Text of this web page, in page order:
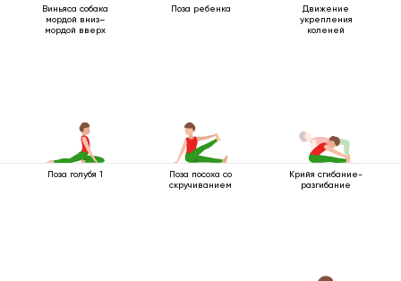
Виньяса собака
мордой вниз–
мордой вверх
Поза ребенка
Движение
укрепления
коленей
Поза голубя 1
Поза посоха со
скручиванием
Крийя сгибание-
разгибание